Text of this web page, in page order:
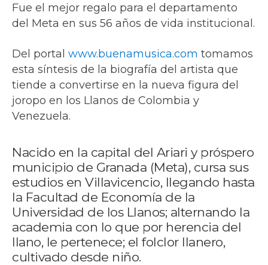
Fue el mejor regalo para el departamento
del Meta en sus 56 años de vida institucional.
Del portal www.buenamusica.com tomamos
esta síntesis de la biografía del artista que
tiende a convertirse en la nueva figura del
joropo en los Llanos de Colombia y
Venezuela.
Nacido en la capital del Ariari y próspero
municipio de Granada (Meta), cursa sus
estudios en Villavicencio, llegando hasta
la Facultad de Economía de la
Universidad de los Llanos; alternando la
academia con lo que por herencia del
llano, le pertenece; el folclor llanero,
cultivado desde niño.